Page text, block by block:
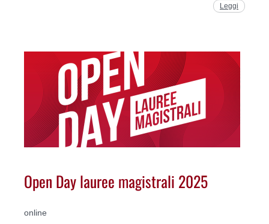
Leggi
Open Day lauree magistrali 2025
online